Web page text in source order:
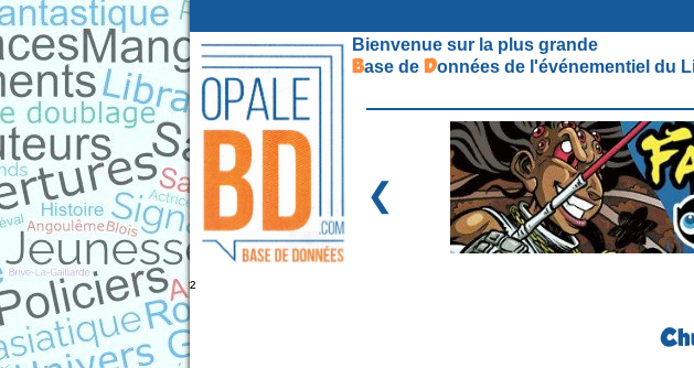
Bienvenue sur la plus grande
Base de Données de l'événementiel du
❮
²